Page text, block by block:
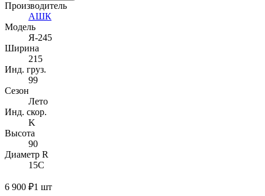
Производитель
АШК
Модель
Я-245
Ширина
215
Инд. груз.
99
Сезон
Лето
Инд. скор.
K
Высота
90
Диаметр R
15C
6 900 ₽1 шт